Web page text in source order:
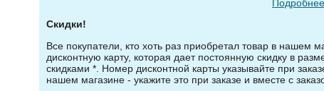
Скидки!
Все покупатели, кто хоть раз приобретал товар в нашем
дисконтную карту, которая дает постоянную скидку в
скидками *. Номер дисконтной карты указывайте при
нашем магазине - укажите это при заказе и вместе с